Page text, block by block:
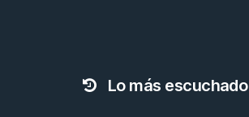
Lo más escuchado